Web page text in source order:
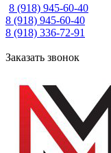
8 (918) 945-60-40
8 (918) 945-60-40
8 (918) 336-72-91
Заказать звонок